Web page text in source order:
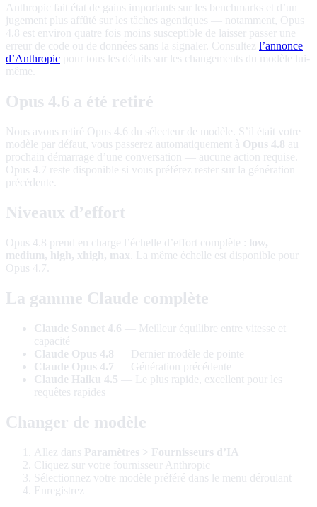
Anthropic fait état de gains importants sur les benchmarks et d’un
jugement plus affûté sur les tâches agentiques — notamment, Opus
4.8 est environ quatre fois moins susceptible de laisser passer une
erreur de code ou de données sans la signaler. Consultez l’annonce
d’Anthropic pour tous les détails sur les changements du modèle lui-
même.
Opus 4.6 a été retiré
Nous avons retiré Opus 4.6 du sélecteur de modèle. S’il était votre
modèle par défaut, vous passerez automatiquement à Opus 4.8 au
prochain démarrage d’une conversation — aucune action requise.
Opus 4.7 reste disponible si vous préférez rester sur la génération
précédente.
Niveaux d’effort
Opus 4.8 prend en charge l’échelle d’effort complète : low,
medium, high, xhigh, max . La même échelle est disponible pour
Opus 4.7.
La gamme Claude complète
Claude Sonnet 4.6 — Meilleur équilibre entre vitesse et
capacité
Claude Opus 4.8 — Dernier modèle de pointe
Claude Opus 4.7 — Génération précédente
Claude Haiku 4.5 — Le plus rapide, excellent pour les
requêtes rapides
Changer de modèle
Allez dans Paramètres > Fournisseurs d’IA
Cliquez sur votre fournisseur Anthropic
Sélectionnez votre modèle préféré dans le menu déroulant
Enregistrez